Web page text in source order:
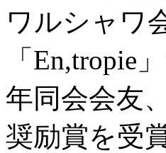
ワルシャワ
「En,tropie
年同会会友
奨励賞を受